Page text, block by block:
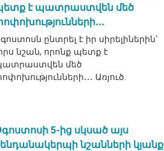
է պատրաստվեն մեծ
ընտրել է իր սիրելիներին՝
նշան, որոնք պետք է
մեծ
Առյուծ.
5-ից սկսած այս
նշանների կյանք